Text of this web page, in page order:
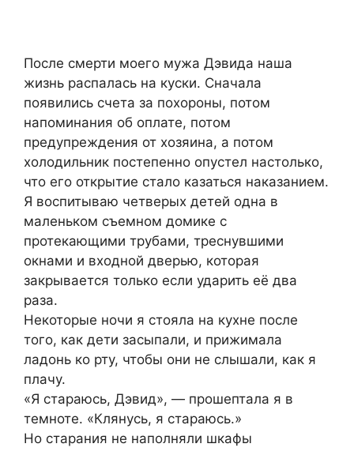
После смерти моего мужа Дэвида наша
жизнь распалась на куски. Сначала
появились счета за похороны, потом
напоминания об оплате, потом
предупреждения от хозяина, а потом
холодильник постепенно опустел настолько,
что его открытие стало казаться наказанием.
Я воспитываю четверых детей одна в
маленьком съемном домике с
протекающими трубами, треснувшими
окнами и входной дверью, которая
закрывается только если ударить её два
раза.
Некоторые ночи я стояла на кухне после
того, как дети засыпали, и прижимала
ладонь ко рту, чтобы они не слышали, как я
плачу.
«Я стараюсь, Дэвид», — прошептала я в
темноте. «Клянусь, я стараюсь.»
Но старания не наполняли шкафы